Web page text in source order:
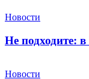
Новости
Не подходите:
Новости